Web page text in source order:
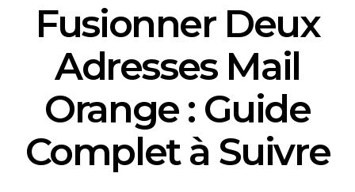
Fusionner Deux
Adresses Mail
Orange : Guide
Complet à Suivre